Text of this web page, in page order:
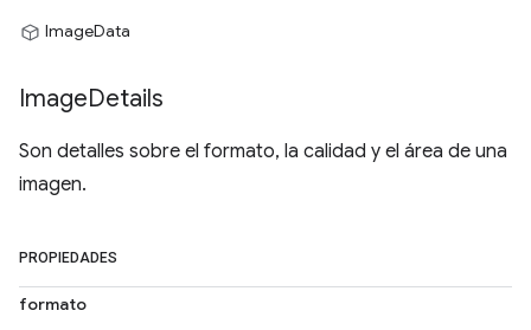
ImageData
ImageDetails
Son detalles sobre el formato, la calidad y el área de una
imagen.
PROPIEDADES
formato